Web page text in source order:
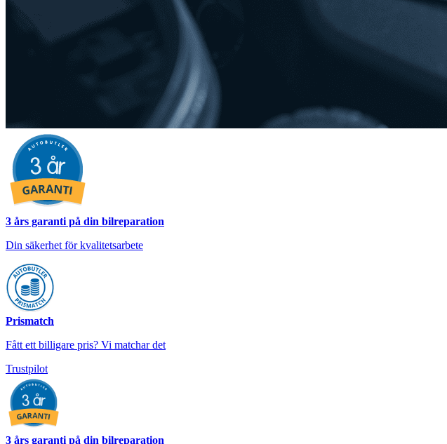
3 års garanti på din bilreparation
Din säkerhet för kvalitetsarbete
Prismatch
Fått ett billigare pris? Vi matchar det
Trustpilot
3 års garanti på din bilreparation